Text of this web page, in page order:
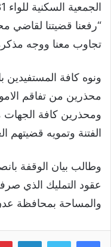
“رفعنا قضيتنا لقاضي
تجاوب معنا ووجه
ونوه كافة
محذرين من تفاقم
ومحذرين كافة
الفتنة وتمويه قضيتهم
عقود التمليك الذي
والمساحة بمحافظة عدن